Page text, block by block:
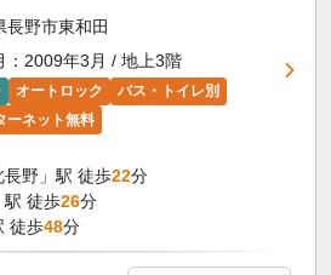
長野市東和田
：2009年3月 / 地上3階
オートロック
バス・トイレ別
ーネット無料
長野」駅 徒歩22分
駅 徒歩26分
徒歩48分